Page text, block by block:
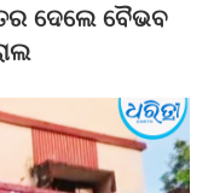
ଦେଲେ ବୈଭବ